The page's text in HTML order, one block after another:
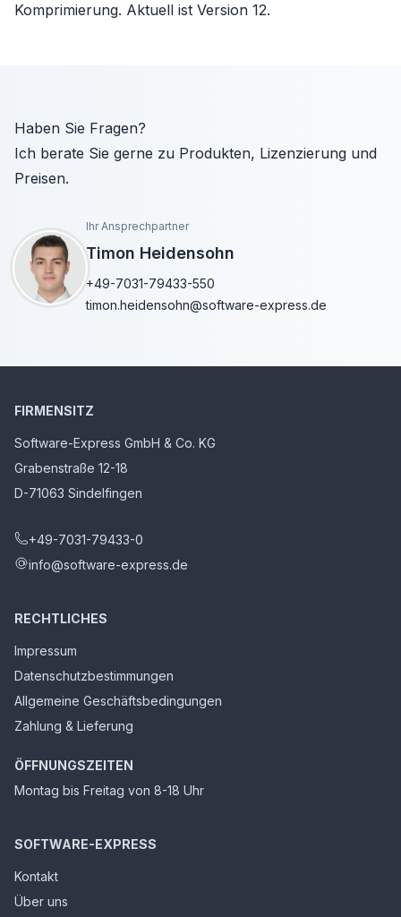
Komprimierung. Aktuell ist Version 12.
Haben Sie Fragen?
Ich berate Sie gerne zu Produkten, Lizenzierung und
Preisen.
Ihr Ansprechpartner
Timon Heidensohn
+49-7031-79433-550
timon.heidensohn@software-express.de
FIRMENSITZ
Software-Express GmbH & Co. KG
Grabenstraße 12-18
D-71063 Sindelfingen
+49-7031-79433-0
info@software-express.de
RECHTLICHES
Impressum
Datenschutzbestimmungen
Allgemeine Geschäftsbedingungen
Zahlung & Lieferung
ÖFFNUNGSZEITEN
Montag bis Freitag von 8-18 Uhr
SOFTWARE-EXPRESS
Kontakt
Über uns